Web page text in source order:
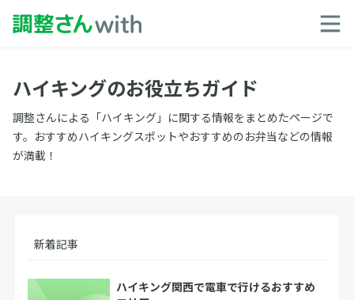
ハイキングのお役立ちガイド
調整さんによる「ハイキング」に関する情報をまとめたページで
す。おすすめハイキングスポットやおすすめのお弁当などの情報
が満載！
新着記事
ハイキング関西で電車で行けるおすすめ